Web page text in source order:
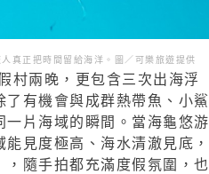
真正把時間留給海洋。圖／可樂旅遊提供
村兩晚，更包含三次出海浮
有機會與成群熱帶魚、小鯊
片海域的瞬間。當海龜悠游
見度極高、海水清澈見底，
隨手拍都充滿度假氛圍，也